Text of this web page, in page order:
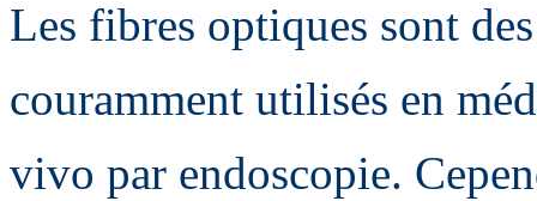
Les fibres optiques sont
couramment utilisés en
vivo par endoscopie.